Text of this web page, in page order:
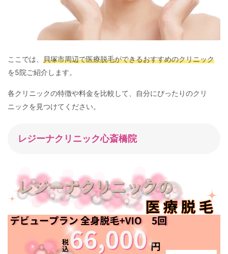
ここでは、 貝塚市周辺で医療脱毛ができるおすすめのクリニック
を5院ご紹介します。
各クリニックの特徴や料金を比較して、自分にぴったりのクリ
ニックを見つけてください。
レジーナクリニック心斎橋院